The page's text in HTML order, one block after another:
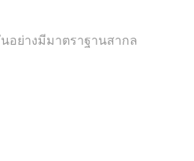
อย่างมีมาตราฐานสากล